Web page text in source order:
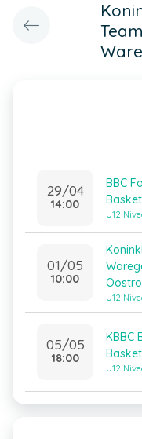
29/04
14:00
BBC
U12
01/05
10:00
U12
05/05
18:00
KBBC
U12